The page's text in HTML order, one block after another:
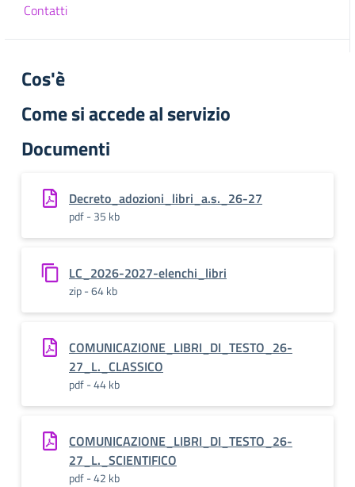
Contatti
Cos'è
Come si accede al servizio
Documenti
Decreto_adozioni_libri_a.s._26-27
pdf - 35 kb
LC_2026-2027-elenchi_libri
zip - 64 kb
COMUNICAZIONE_LIBRI_DI_TESTO_26-
27_L._CLASSICO
pdf - 44 kb
COMUNICAZIONE_LIBRI_DI_TESTO_26-
27_L._SCIENTIFICO
pdf - 42 kb